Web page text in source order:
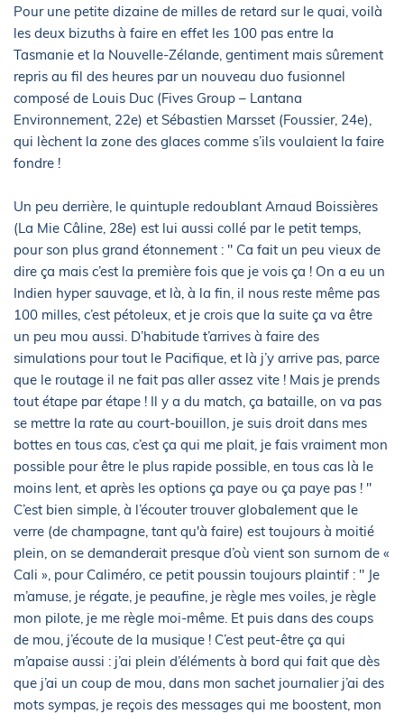
Pour une petite dizaine de milles de retard sur le quai, voilà
les deux bizuths à faire en effet les 100 pas entre la
Tasmanie et la Nouvelle-Zélande, gentiment mais sûrement
repris au fil des heures par un nouveau duo fusionnel
composé de Louis Duc (Fives Group – Lantana
Environnement, 22e) et Sébastien Marsset (Foussier, 24e),
qui lèchent la zone des glaces comme s’ils voulaient la faire
fondre !
Un peu derrière, le quintuple redoublant Arnaud Boissières
(La Mie Câline, 28e) est lui aussi collé par le petit temps,
pour son plus grand étonnement : " Ca fait un peu vieux de
dire ça mais c’est la première fois que je vois ça ! On a eu un
Indien hyper sauvage, et là, à la fin, il nous reste même pas
100 milles, c’est pétoleux, et je crois que la suite ça va être
un peu mou aussi. D’habitude t’arrives à faire des
simulations pour tout le Pacifique, et là j’y arrive pas, parce
que le routage il ne fait pas aller assez vite ! Mais je prends
tout étape par étape ! Il y a du match, ça bataille, on va pas
se mettre la rate au court-bouillon, je suis droit dans mes
bottes en tous cas, c’est ça qui me plait, je fais vraiment mon
possible pour être le plus rapide possible, en tous cas là le
moins lent, et après les options ça paye ou ça paye pas ! "
C’est bien simple, à l’écouter trouver globalement que le
verre (de champagne, tant qu'à faire) est toujours à moitié
plein, on se demanderait presque d’où vient son surnom de «
Cali », pour Caliméro, ce petit poussin toujours plaintif : " Je
m’amuse, je régate, je peaufine, je règle mes voiles, je règle
mon pilote, je me règle moi-même. Et puis dans des coups
de mou, j’écoute de la musique ! C’est peut-être ça qui
m’apaise aussi : j’ai plein d’éléments à bord qui fait que dès
que j’ai un coup de mou, dans mon sachet journalier j’ai des
mots sympas, je reçois des messages qui me boostent, mon